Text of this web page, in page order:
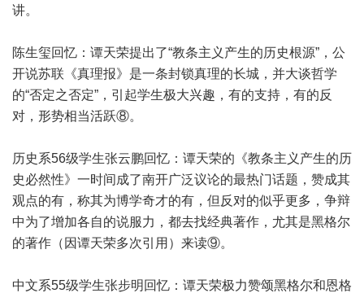
讲。
陈生玺回忆：谭天荣提出了“教条主义产生的历史根源”，公
开说苏联《真理报》是一条封锁真理的长城，并大谈哲学
的“否定之否定”，引起学生极大兴趣，有的支持，有的反
对，形势相当活跃⑧。
历史系56级学生张云鹏回忆：谭天荣的《教条主义产生的历
史必然性》一时间成了南开广泛议论的最热门话题，赞成其
观点的有，称其为博学奇才的有，但反对的似乎更多，争辩
中为了增加各自的说服力，都去找经典著作，尤其是黑格尔
的著作（因谭天荣多次引用）来读⑨。
中文系55级学生张步明回忆：谭天荣极力赞颂黑格尔和恩格